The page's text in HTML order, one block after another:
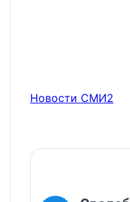
Новости СМИ2